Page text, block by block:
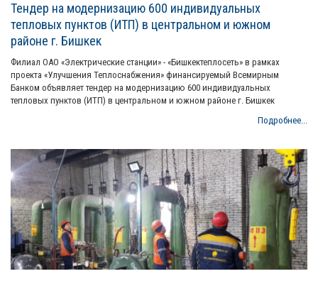
Тендер на модернизацию 600 индивидуальных
тепловых пунктов (ИТП) в центральном и южном
районе г. Бишкек
Филиал ОАО «Электрические станции» - «Бишкектеплосеть» в рамках
проекта «Улучшения Теплоснабжения» финансируемый Всемирным
Банком объявляет тендер на модернизацию 600 индивидуальных
тепловых пунктов (ИТП) в центральном и южном районе г. Бишкек
Подробнее...